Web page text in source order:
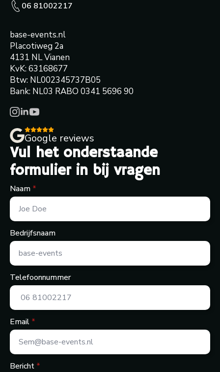
06 81002217
base-events.nl
Placotiweg 2a
4131 NL Vianen
KvK: 63168677
Btw: NL002345737B05
Bank: NL03 RABO 0341 5696 90
Google reviews
Vul het onderstaande
formulier in bij vragen
Naam *
Bedrijfsnaam
Telefoonnummer
Email *
Bericht *